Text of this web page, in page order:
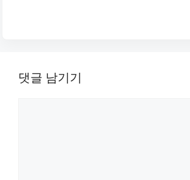
댓글 남기기